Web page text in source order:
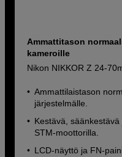
Ammattitason
kameroille
Nikon NIKKOR Z 24-
Ammattilaistason
järjestelmälle.
Kestävä,
STM-moottorilla.
LCD-näyttö ja FN-